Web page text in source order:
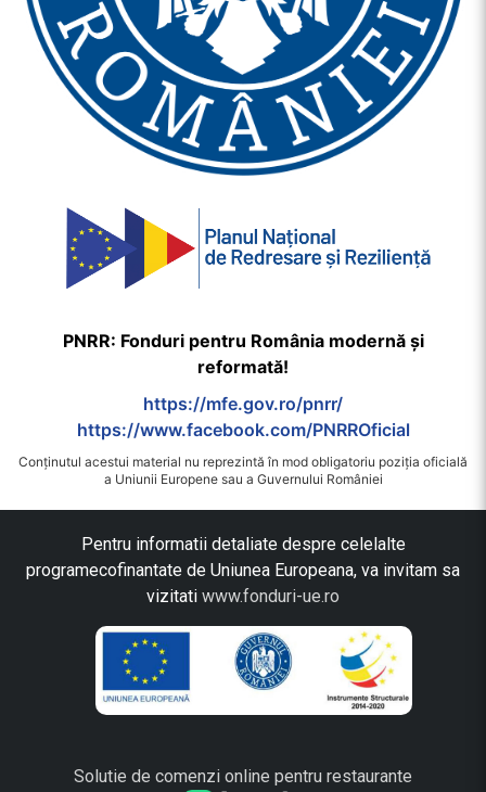
PNRR: Fonduri pentru România modernă și
reformată!
https://mfe.gov.ro/pnrr/
https://www.facebook.com/PNRROficial
Conținutul acestui material nu reprezintă în mod obligatoriu poziția oficială
a Uniunii Europene sau a Guvernului României
Pentru informatii detaliate despre celelalte
programecofinantate de Uniunea Europeana, va invitam sa
vizitati www.fonduri-ue.ro
Solutie de comenzi online pentru restaurante